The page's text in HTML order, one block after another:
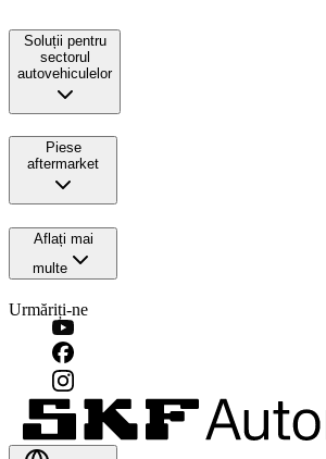
Soluții pentru
sectorul
autovehiculelor
Piese
aftermarket
Aflați mai
multe
Urmăriți-ne